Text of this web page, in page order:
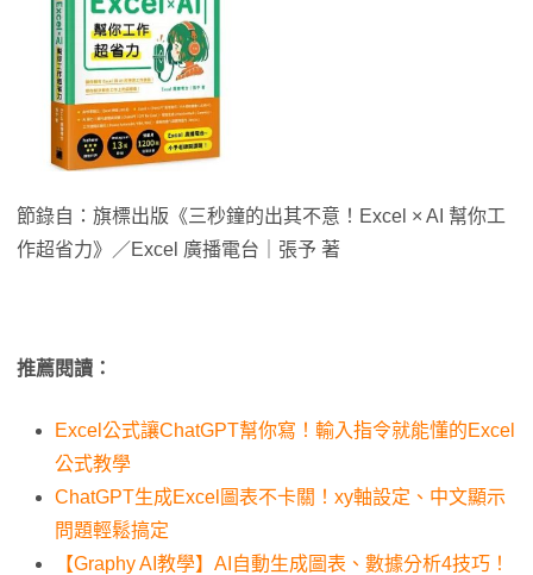
節錄自：旗標出版《三秒鐘的出其不意！Excel × AI 幫你工
作超省力》／Excel 廣播電台｜張予 著
推薦閱讀：
Excel公式讓ChatGPT幫你寫！輸入指令就能懂的Excel
公式教學
ChatGPT生成Excel圖表不卡關！xy軸設定、中文顯示
問題輕鬆搞定
【Graphy AI教學】AI自動生成圖表、數據分析4技巧！